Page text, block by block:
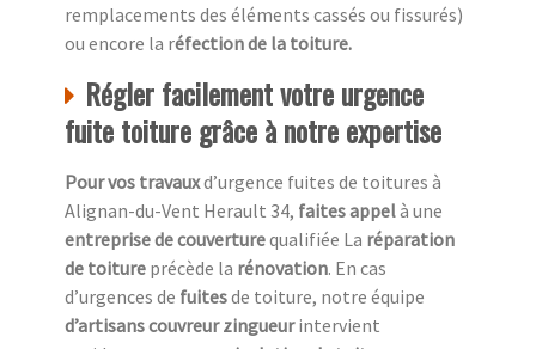
remplacements des éléments cassés ou fissurés)
ou encore la réfection de la toiture.
Régler facilement votre urgence
fuite toiture grâce à notre expertise
Pour vos travauxd’urgence fuites de toitures à
Alignan-du-Vent Herault 34, faites appelà une
entreprise de couverturequalifiée La réparation
de toiture précède la rénovation. En cas
d’urgences de fuitesde toiture, notre équipe
d’artisans couvreur zingueurintervient